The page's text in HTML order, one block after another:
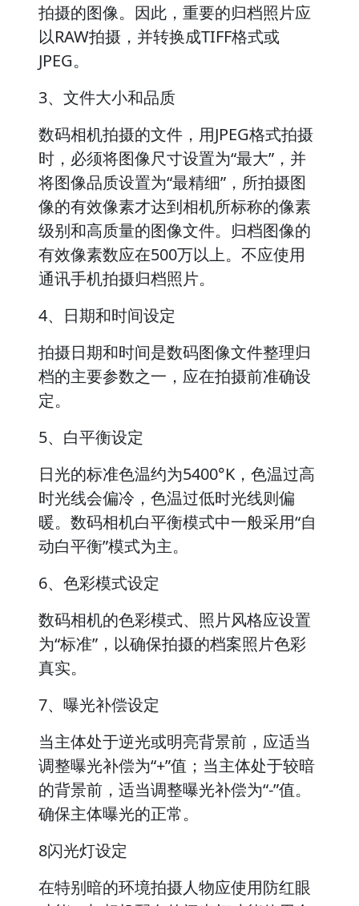
拍摄的图像。因此，重要的归档照片应
以RAW拍摄，并转换成TIFF格式或
JPEG。
3、文件大小和品质
数码相机拍摄的文件，用JPEG格式拍摄
时，必须将图像尺寸设置为“最大”，并
将图像品质设置为“最精细”，所拍摄图
像的有效像素才达到相机所标称的像素
级别和高质量的图像文件。归档图像的
有效像素数应在500万以上。不应使用
通讯手机拍摄归档照片。
4、日期和时间设定
拍摄日期和时间是数码图像文件整理归
档的主要参数之一，应在拍摄前准确设
定。
5、白平衡设定
日光的标准色温约为5400°K，色温过高
时光线会偏冷，色温过低时光线则偏
暖。数码相机白平衡模式中一般采用“自
动白平衡”模式为主。
6、色彩模式设定
数码相机的色彩模式、照片风格应设置
为“标准”，以确保拍摄的档案照片色彩
真实。
7、曝光补偿设定
当主体处于逆光或明亮背景前，应适当
调整曝光补偿为“+”值；当主体处于较暗
的背景前，适当调整曝光补偿为“-”值。
确保主体曝光的正常。
8闪光灯设定
在特别暗的环境拍摄人物应使用防红眼